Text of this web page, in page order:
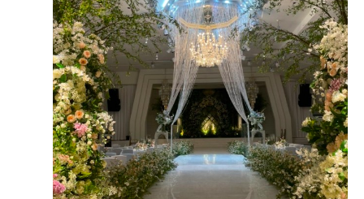
끔하고 장식품 또한 이쁘고 눈을 정말 즐겁게 해놨어요!! 제
가 한식위주로 좋아하는데 한식은 정말 맛있더군요... 그
리고 고기도 정말 부드럽고 잡내도 안나서 너무 좋았습니
다. 특히 부페하면 회(일식)하고 해산물이 좀 별루다 라는
인식이 많은데 더 베니르 해산물과 회는 정말 괜찮았습니
다. (세번 먹었어요..ㅋ) 디저트도 종류가 많아 다 하나씩
맛보고 싶었는데.. 배가 너무 부르더군요 그만큼 디저트 종
류별로 많이 있어서 좋은 것 같습니다!! 부모님 또한 입맛에
맞아서 다행이었습니다!! 정말 깔끔하고 기분좋게 식사 할
수 있는 연회장이었습니다! 본식때 맛있게 먹을 생각만 가
연회장은 여유롭고 깔끔하기로 유명한데 예쁘게 봐주셔
서 감사합니당!! 앞으로도 정성스런 음식으로 보답하겠습
니당!! 신랑신부님 다음에는 꼭 하객으로 봬요!! ^^
후기가 도움이 되었나요? 0
권진석, 박수진 계약후기
2025-09-11 118명 읽음